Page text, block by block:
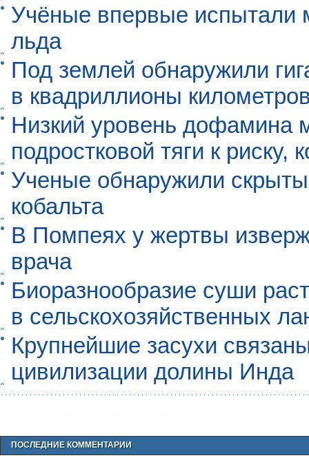
Учёные впервые испытали
льда
Под землей обнаружили
в квадриллионы
Низкий уровень дофамина
подростковой тяги к риску,
Ученые обнаружили
кобальта
В Помпеях у жертвы
врача
Биоразнообразие суши
в сельскохозяйственных
Крупнейшие засухи
цивилизации долины Инда
ПОСЛЕДНИЕ КОММЕНТАРИИ